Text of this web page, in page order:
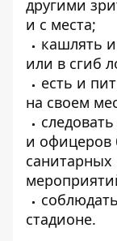
другими
и с места;
кашлять
или в сгиб
есть и
на своем
и офицеров
санитарных
стадионе.